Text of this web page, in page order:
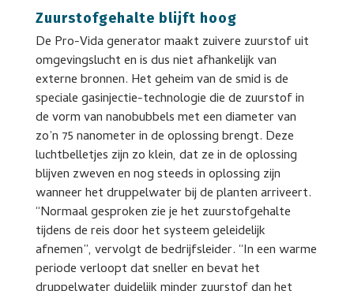
Zuurstofgehalte blijft hoog
De Pro-Vida generator maakt zuivere zuurstof uit
omgevingslucht en is dus niet afhankelijk van
externe bronnen. Het geheim van de smid is de
speciale gasinjectie-technologie die de zuurstof in
de vorm van nanobubbels met een diameter van
zo’n 75 nanometer in de oplossing brengt. Deze
luchtbelletjes zijn zo klein, dat ze in de oplossing
blijven zweven en nog steeds in oplossing zijn
wanneer het druppelwater bij de planten arriveert.
“Normaal gesproken zie je het zuurstofgehalte
tijdens de reis door het systeem geleidelijk
afnemen”, vervolgt de bedrijfsleider. “In een warme
periode verloopt dat sneller en bevat het